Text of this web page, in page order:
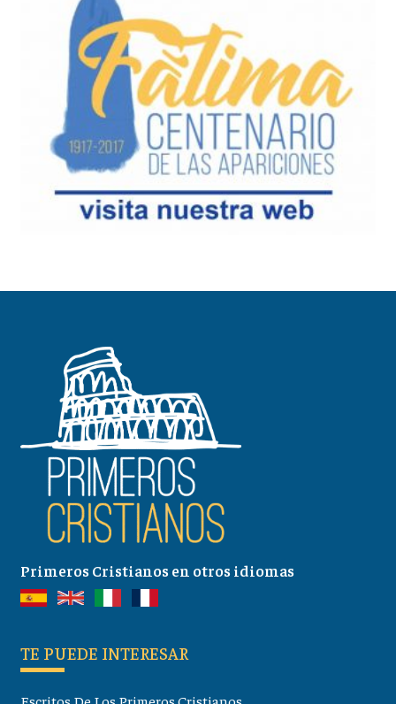
Primeros Cristianos en otros idiomas
TE PUEDE INTERESAR